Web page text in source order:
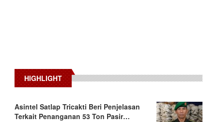
HIGHLIGHT
Asintel Satlap Tricakti Beri Penjelasan
Terkait Penanganan 53 Ton Pasir…